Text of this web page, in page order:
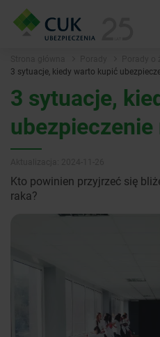
3 sytuacje, kiedy warto kupić
3 sytuacje,
ubezpieczenie
Kto powinien przyjrzeć się
raka?